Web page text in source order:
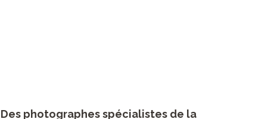
Des photographes spécialistes de la